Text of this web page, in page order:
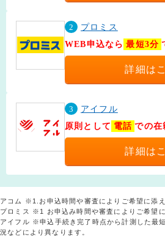
2
プロミス
WEB申込なら 最短3分
詳細は
3
アイフル
原則として 電話 での在
詳細は
アコム ※1.お申込時間や審査によりご希望に添
プロミス ※1 お申込み時間や審査によりご希望
アイフル ※申込手続き完了時点から計測した最
況などにより異なります。